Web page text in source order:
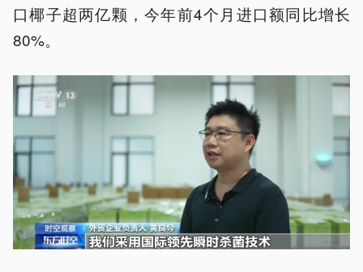
口椰子超两亿颗，今年前4个月进口额同比增长
80%。